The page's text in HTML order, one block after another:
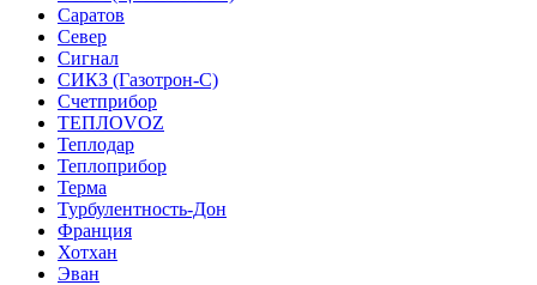
Саратов
Север
Сигнал
СИКЗ (Газотрон-С)
Счетприбор
ТЕПЛОVOZ
Теплодар
Теплоприбор
Терма
Турбулентность-Дон
Франция
Хотхан
Эван